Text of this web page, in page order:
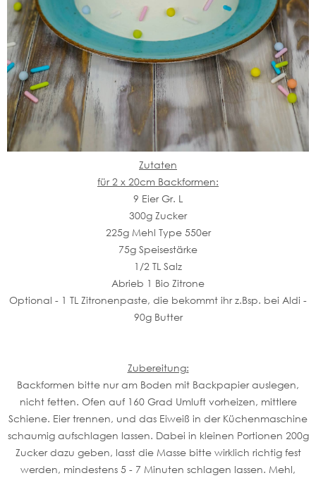
Zutaten
für 2 x 20cm Backformen:
9 Eier Gr. L
300g Zucker
225g Mehl Type 550er
75g Speisestärke
1/2 TL Salz
Abrieb 1 Bio Zitrone
Optional - 1 TL Zitronenpaste, die bekommt ihr z.Bsp. bei Aldi -
90g Butter
Zubereitung:
Backformen bitte nur am Boden mit Backpapier auslegen,
nicht fetten. Ofen auf 160 Grad Umluft vorheizen, mittlere
Schiene. Eier trennen, und das Eiweiß in der Küchenmaschine
schaumig aufschlagen lassen. Dabei in kleinen Portionen 200g
Zucker dazu geben, lasst die Masse bitte wirklich richtig fest
werden, mindestens 5 - 7 Minuten schlagen lassen. Mehl,